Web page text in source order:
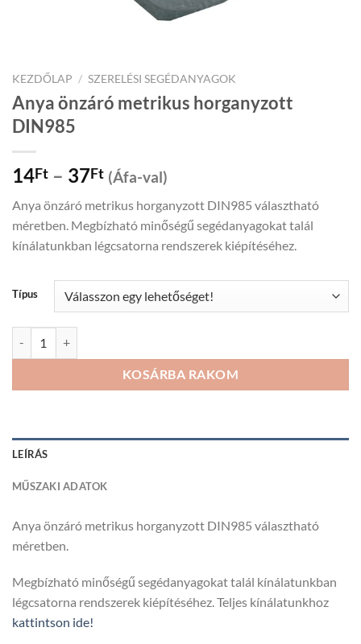
KEZDŐLAP / SZERELÉSI SEGÉDANYAGOK
Anya önzáró metrikus horganyzott
DIN985
14Ft – 37FtPrice
14Ft
through
37Ft
(Áfa-val)
Anya önzáró metrikus horganyzott DIN985 választható
méretben. Megbízható minőségű segédanyagokat talál
kínálatunkban légcsatorna rendszerek kiépítéséhez.
Típus
KOSÁRBA RAKOM
LEÍRÁS
MŰSZAKI ADATOK
Anya önzáró metrikus horganyzott DIN985 választható
méretben.
Megbízható minőségű segédanyagokat talál kínálatunkban
légcsatorna rendszerek kiépítéséhez. Teljes kínálatunkhoz
kattintson ide!